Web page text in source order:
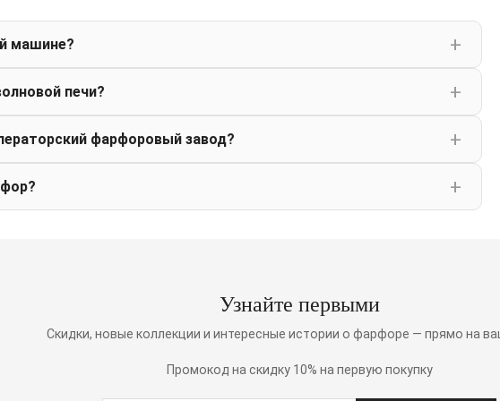
машине?
печи?
фарфоровый завод?
Узнайте первыми
Скидки, новые коллекции и интересные истории о фарфоре — прямо на
Промокод на скидку 10% на первую покупку